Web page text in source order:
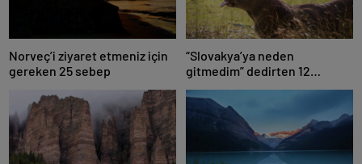
Norveç’i ziyaret etmeniz için
gereken 25 sebep
“Slovakya’ya neden
gitmedim” dedirten 12
fotoğraf